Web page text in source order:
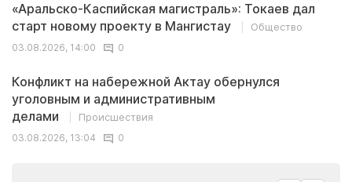
«Аральско-Каспийская магистраль»: Токаев дал
старт новому проекту в Мангистау
Общество
03.08.2026, 14:00
0
Конфликт на набережной Актау обернулся
уголовным и административным
делами
Происшествия
03.08.2026, 13:04
0